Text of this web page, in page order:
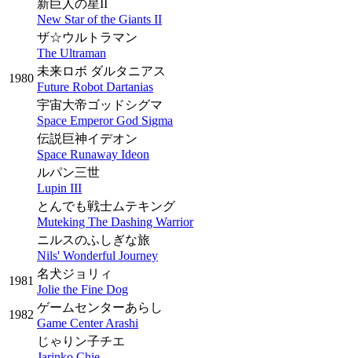
新巨人の星II
New Star of the Giants II
ザ☆ウルトラマン
The Ultraman
1980
未来ロボ ダルタニアス
Future Robot Dartanias
宇宙大帝ゴッドシグマ
Space Emperor God Sigma
伝説巨神イデオン
Space Runaway Ideon
ルパン三世
Lupin III
とんでも戦士ムテキング
Muteking The Dashing Warrior
ニルスのふしぎな旅
Nils' Wonderful Journey
1981
名犬ジョリィ
Jolie the Fine Dog
1982
ゲームセンターあらし
Game Center Arashi
じゃりン子チエ